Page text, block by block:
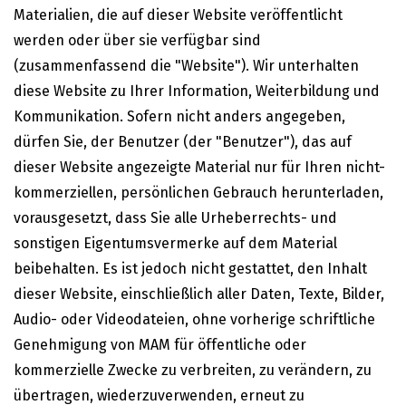
Materialien, die auf dieser Website veröffentlicht
werden oder über sie verfügbar sind
(zusammenfassend die "Website"). Wir unterhalten
diese Website zu Ihrer Information, Weiterbildung und
Kommunikation. Sofern nicht anders angegeben,
dürfen Sie, der Benutzer (der "Benutzer"), das auf
dieser Website angezeigte Material nur für Ihren nicht-
kommerziellen, persönlichen Gebrauch herunterladen,
vorausgesetzt, dass Sie alle Urheberrechts- und
sonstigen Eigentumsvermerke auf dem Material
beibehalten. Es ist jedoch nicht gestattet, den Inhalt
dieser Website, einschließlich aller Daten, Texte, Bilder,
Audio- oder Videodateien, ohne vorherige schriftliche
Genehmigung von MAM für öffentliche oder
kommerzielle Zwecke zu verbreiten, zu verändern, zu
übertragen, wiederzuverwenden, erneut zu